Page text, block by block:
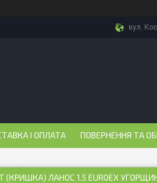
вул.
І ОПЛАТА ПОВЕРНЕННЯ ТА
(КРИШКА) ЛАНОС 1.5 EUROEX